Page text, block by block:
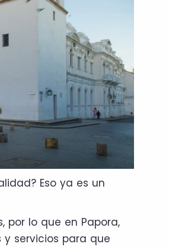
Eso ya es un
por lo que en Papora,
servicios para que